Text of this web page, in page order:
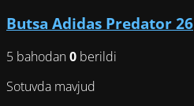
Опции
выбрать
Butsa Adidas Predator 26
5 bahodan0 berildi
Sotuvda mavjud